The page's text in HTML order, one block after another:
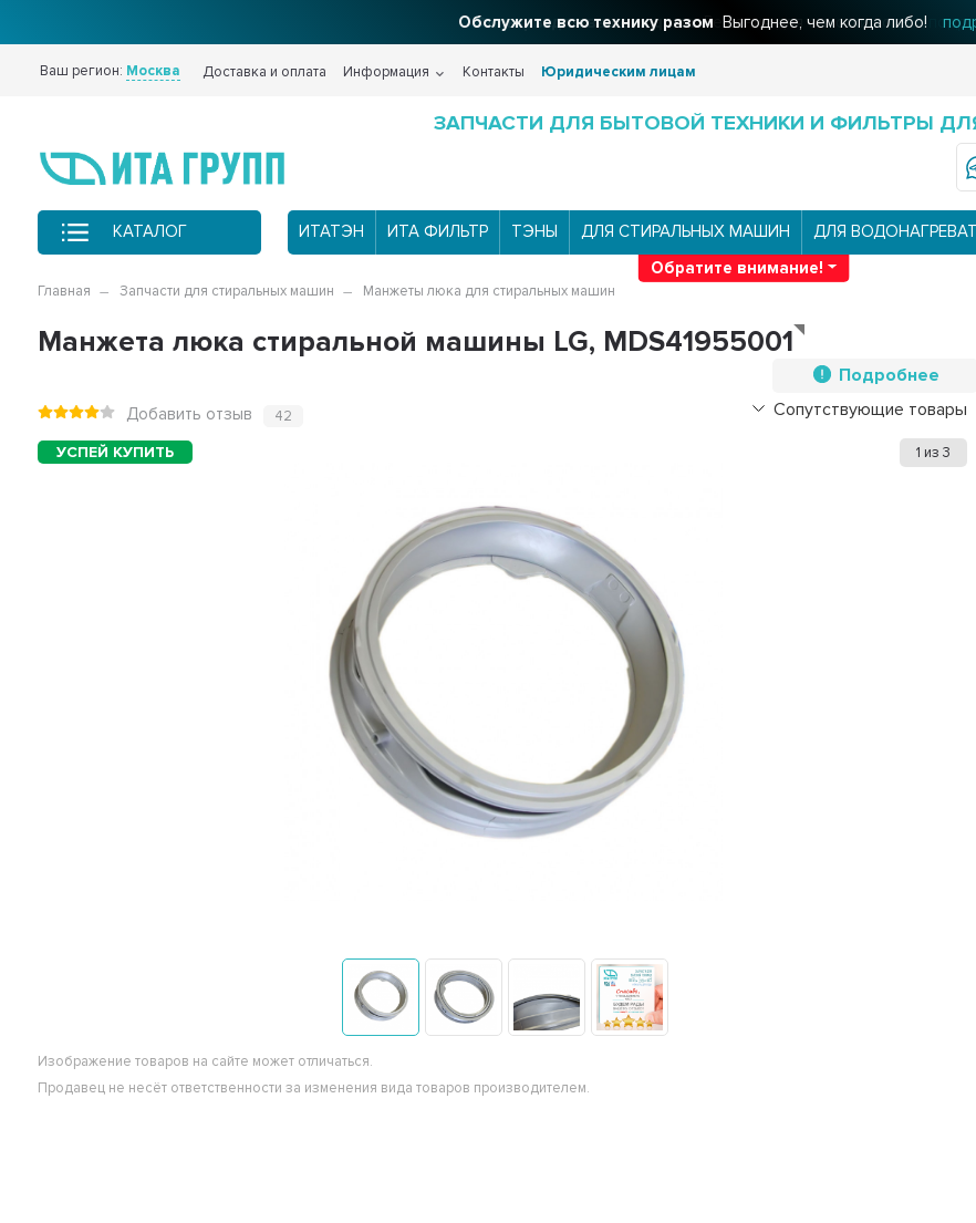
Фильтры для вашего домаРешения для очистки воды
Ваш регион: Москва Доставка и оплата Информация Контакты Юридическим лицам
ЗАПЧАСТИ ДЛЯ БЫТОВОЙ ТЕХНИКИ И ФИЛЬТРЫ
КАТАЛОГ ИТАТЭН ИТА ФИЛЬТР ТЭНЫ ДЛЯ СТИРАЛЬНЫХ МАШИН ДЛЯ
Обратите внимание!
Главная Запчасти для стиральных машин Манжеты люка для стиральных машин
Манжета люка стиральной машины LG, MDS41955001
Подробнее
Сопутствующие товары
Добавить отзыв 42
1 из3
Изображение товаров на сайте может отличаться.
Продавец не несёт ответственности за изменения вида товаров производителем.